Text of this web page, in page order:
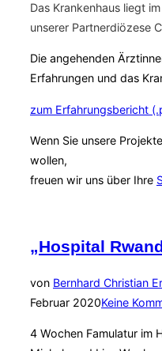
Das Krankenhaus liegt
unserer Partnerdiözese
Die angehenden
Erfahrungen und das
zum Erfahrungsbericht
Wenn Sie unsere
wollen,
freuen wir uns über Ihre
„Hospital
von Bernhard Christian
Februar 2020Keine
4 Wochen Famulatur im